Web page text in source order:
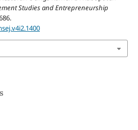
Studies and Entrepreneurship